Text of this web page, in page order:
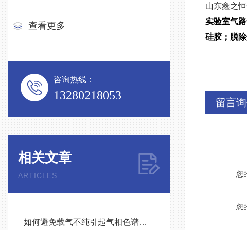
查看更多
咨询热线：
13280218053
相关文章
ARTICLES
如何避免载气不纯引起气相色谱分析不稳定
山东鑫之
实验室气
硅胶；脱
留言
您
您